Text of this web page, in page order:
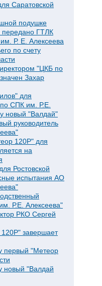
Саратовской
подушке
передано ГТЛК
Р. Е. Алексеева
по счету
"ЦКБ по
Захар
для
СПК им. Р.Е.
новый "Валдай"
руководитель
120Р" для
на
Ростовской
испытания АО
Р.Е. Алексеева"
РКО Сергей
завершает
первый "Метеор
новый "Валдай